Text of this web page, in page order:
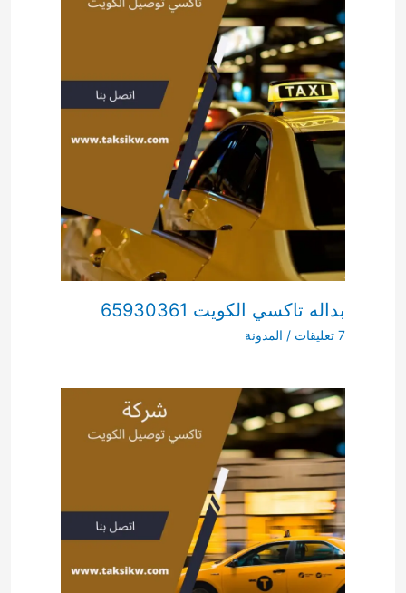
بداله تاكسي الكويت 65930361
7 تعليقات / المدونة